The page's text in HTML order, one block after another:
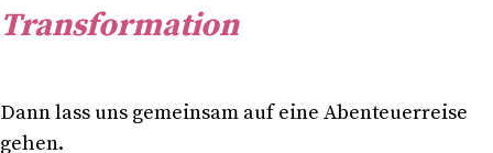
Transformation
Dann lass uns gemeinsam auf eine Abenteuerreise
gehen.